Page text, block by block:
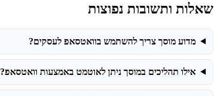
שאלות ותשובות נפוצות
מדוע מוסך צריך להשתמש בוואטסאפ לעסקים?
אילו תהליכים במוסך ניתן לאוטמט באמצעות וואטסאפ?